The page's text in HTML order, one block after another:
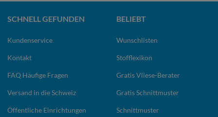
SCHNELL GEFUNDEN
Kundenservice
Kontakt
FAQ Häufige Fragen
Versand in die Schweiz
Öffentliche Einrichtungen
BELIEBT
Wunschlisten
Stofflexikon
Gratis Vliese-Berater
Gratis Schnittmuster
Schnittmuster